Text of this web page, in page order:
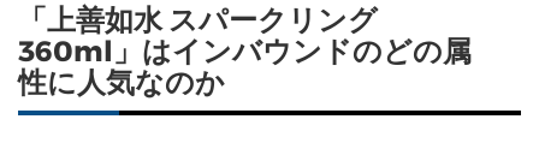
「上善如水 スパークリング
360ml」はインバウンドのどの属
性に人気なのか